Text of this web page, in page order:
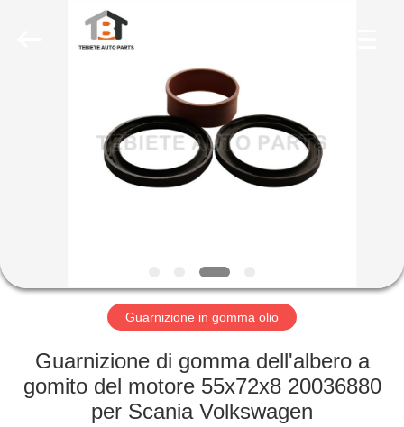
PRODOTTI
GIRO
FABBRICA
CONTROLLO
Guarnizione in gomma olio
Guarnizione di gomma dell'albero a
gomito del motore 55x72x8 20036880
per Scania Volkswagen